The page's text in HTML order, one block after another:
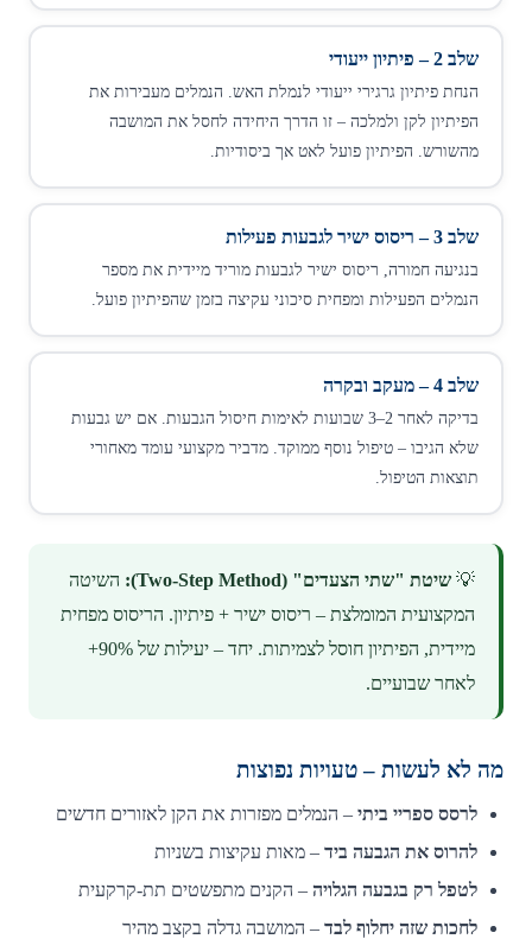
שלב 2 – פיתיון ייעודי
הנחת פיתיון גרגירי ייעודי לנמלת האש. הנמלים מעבירות את
הפיתיון לקן ולמלכה – זו הדרך היחידה לחסל את המושבה
מהשורש. הפיתיון פועל לאט אך ביסודיות.
שלב 3 – ריסוס ישיר לגבעות פעילות
בנגיעה חמורה, ריסוס ישיר לגבעות מוריד מיידית את מספר
הנמלים הפעילות ומפחית סיכוני עקיצה בזמן שהפיתיון פועל.
שלב 4 – מעקב ובקרה
בדיקה לאחר 2–3 שבועות לאימות חיסול הגבעות. אם יש גבעות
שלא הגיבו – טיפול נוסף ממוקד. מדביר מקצועי עומד מאחורי
תוצאות הטיפול.
💡 שיטת "שתי הצעדים" (Two-Step Method):
השיטה
המקצועית המומלצת – ריסוס ישיר + פיתיון. הריסוס מפחית
מיידית, הפיתיון חוסל לצמיתות. יחד – יעילות של 90%+
לאחר שבועיים.
מה לא לעשות – טעויות נפוצות
לרסס ספריי ביתי – הנמלים מפזרות את הקן לאזורים חדשים
להרוס את הגבעה ביד – מאות עקיצות בשניות
לטפל רק בגבעה הגלויה – הקנים מתפשטים תת-קרקעית
לחכות שזה יחלוף לבד – המושבה גדלה בקצב מהיר